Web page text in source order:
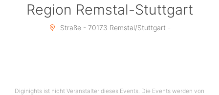
Region Remstal-Stuttgart
Straße - 70173 Remstal/Stuttgart -
Diginights ist nicht Veranstalter dieses Events. Die Events werden von